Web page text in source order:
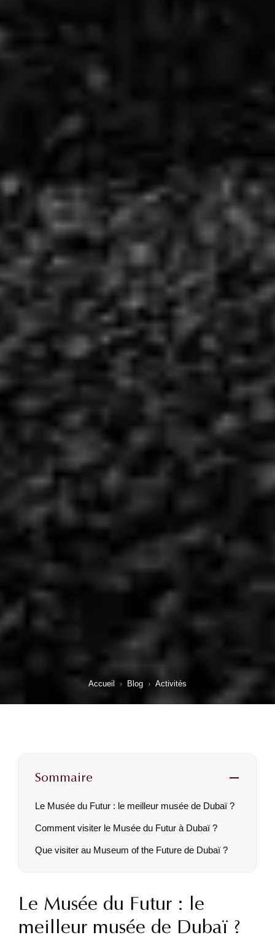
Accueil › Blog › Activités
Sommaire
Le Musée du Futur : le meilleur musée de Dubaï ?
Comment visiter le Musée du Futur à Dubaï ?
Que visiter au Museum of the Future de Dubaï ?
Le Musée du Futur : le
meilleur musée de Dubaï ?